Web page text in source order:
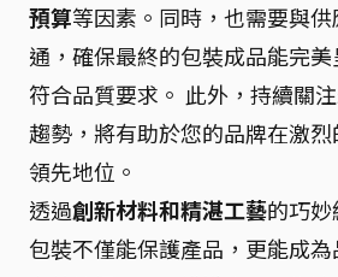
預算等因素。同時，也需要與
通，確保最終的包裝成品能完
符合品質要求。 此外，持續關
趨勢，將有助於您的品牌在激
領先地位。
透過創新材料和精湛工藝的巧
包裝不僅能保護產品，更能成為